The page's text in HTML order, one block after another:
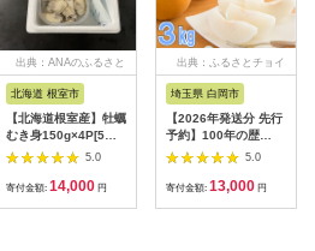
出典：ANAのふるさと
北海道 根室市
【北海道根室産】牡蠣
むき身150g×4P[5月
下旬以降発送] A-
5.0
寄付金額: 14,000 円
出典：ふるさとチョイ
埼玉県 白岡市
【2026年発送分 先行
予約】100年の歴
史！！ アライファー
ムの「朝もぎ梨」幸
水・豊水・あきづき
5.0
寄付金額: 13,000 円